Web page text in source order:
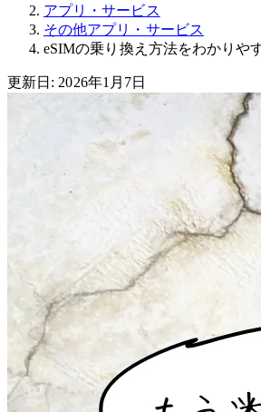
アプリ・サービス
その他アプリ・サービス
eSIMの乗り換え方法をわかりや
更新日: 2026年1月7日